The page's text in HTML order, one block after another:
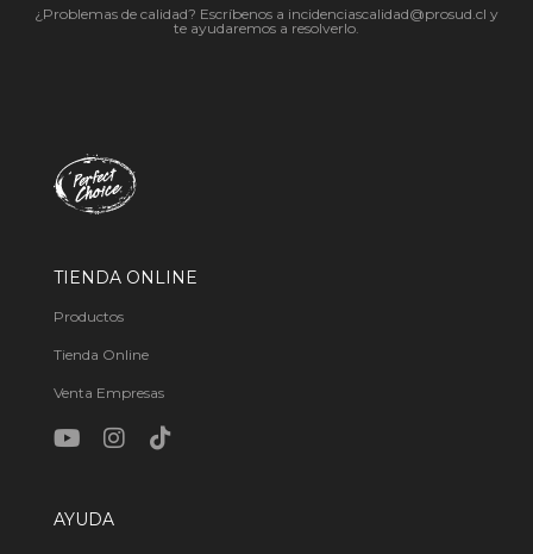
¿Problemas de calidad? Escríbenos a incidenciascalidad@prosud.cl y
te ayudaremos a resolverlo.
TIENDA ONLINE
Productos
Tienda Online
Venta Empresas
AYUDA